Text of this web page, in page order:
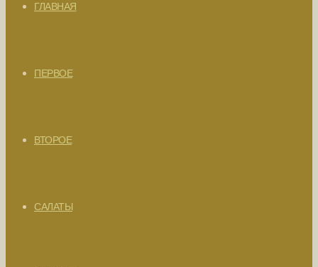
ГЛАВНАЯ
ПЕРВОЕ
ВТОРОЕ
САЛАТЫ